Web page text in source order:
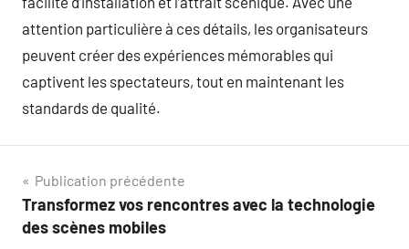
attention particulière à ces détails, les organisateurs
peuvent créer des expériences mémorables qui
captivent les spectateurs, tout en maintenant les
standards de qualité.
Navigation
de
Publication précédente
Transformez vos rencontres avec la technologie
des scènes mobiles